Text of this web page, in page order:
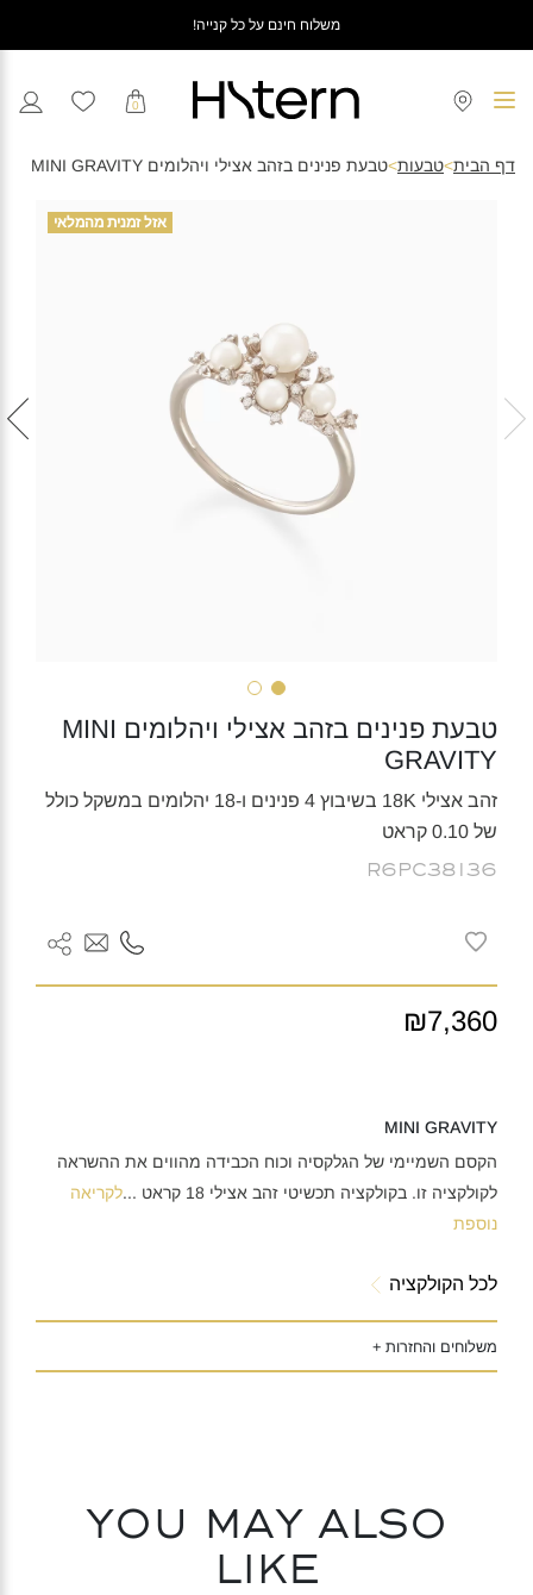
משלוח חינם על כל קנייה!
0
דף הבית>טבעות>טבעת פנינים בזהב אצילי ויהלומים MINI GRAVITY
אזל זמנית מהמלאי
טבעת פנינים בזהב אצילי ויהלומים MINI
GRAVITY
זהב אצילי 18K בשיבוץ 4 פנינים ו-18 יהלומים במשקל כולל
של 0.10 קראט
R6PC38136
₪7,360
MINI GRAVITY
הקסם השמיימי של הגלקסיה וכוח הכבידה מהווים את ההשראה
לקולקציה זו. בקולקציה תכשיטי זהב אצילי 18 קראט
...לקריאה
נוספת
לכל הקולקציה
משלוחים והחזרות +
You may also
like